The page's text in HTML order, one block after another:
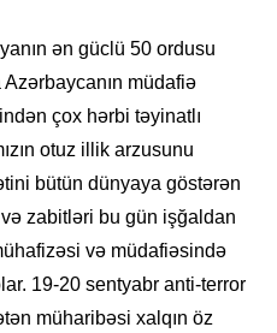
ən güclü 50 ordusu
Azərbaycanın müdafiə
çox hərbi təyinatlı
otuz illik arzusunu
bütün dünyaya göstərən
zabitləri bu gün işğaldan
və müdafiəsində
19-20 sentyabr anti-terror
müharibəsi xalqın öz